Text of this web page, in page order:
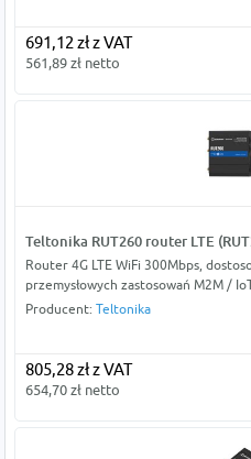
691,12 zł z VAT
561,89 zł netto
Teltonika RUT260 router LTE
Router 4G LTE WiFi 300Mbps,
przemysłowych zastosowań M2M /
Producent: Teltonika
805,28 zł z VAT
654,70 zł netto